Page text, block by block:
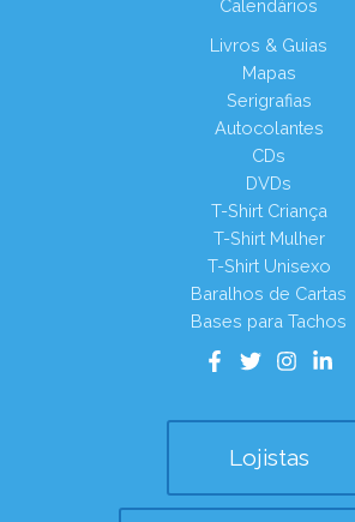
Calendários
Livros & Guias
Mapas
Serigrafias
Autocolantes
CDs
DVDs
T-Shirt Criança
T-Shirt Mulher
T-Shirt Unisexo
Baralhos de Cartas
Bases para Tachos
Lojistas